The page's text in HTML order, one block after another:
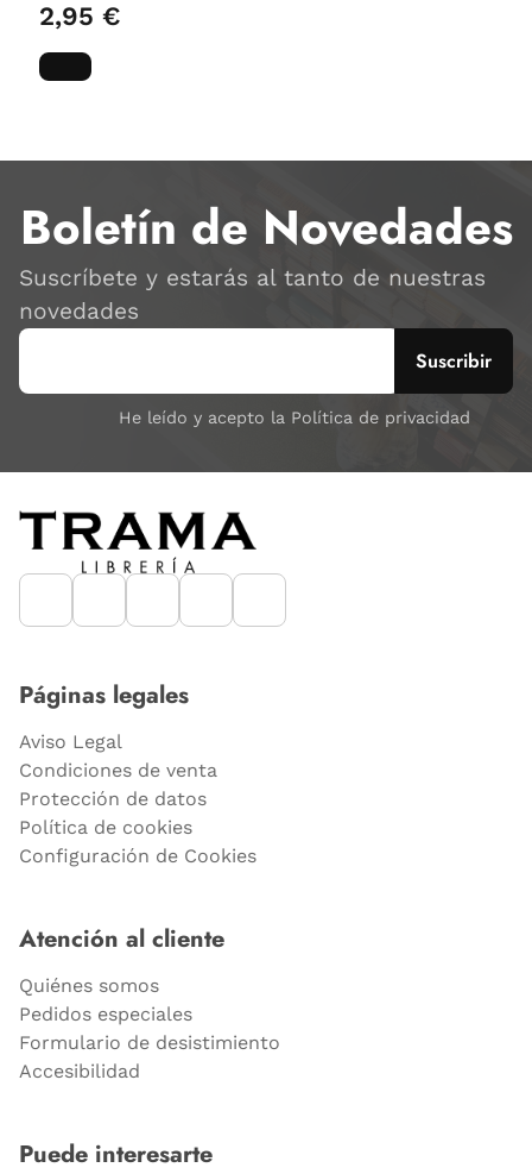
2,95 €
Boletín de Novedades
Suscríbete y estarás al tanto de nuestras
novedades
He leído y acepto la Política de privacidad
Páginas legales
Aviso Legal
Condiciones de venta
Protección de datos
Política de cookies
Configuración de Cookies
Atención al cliente
Quiénes somos
Pedidos especiales
Formulario de desistimiento
Accesibilidad
Puede interesarte